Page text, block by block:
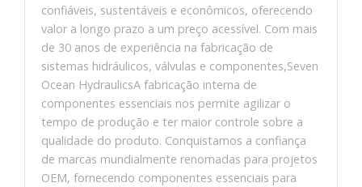
confiáveis, sustentáveis ​​e econômicos, oferecendo
valor a longo prazo a um preço acessível. Com mais
de 30 anos de experiência na fabricação de
sistemas hidráulicos, válvulas e componentes,Seven
Ocean HydraulicsA fabricação interna de
componentes essenciais nos permite agilizar o
tempo de produção e ter maior controle sobre a
qualidade do produto. Conquistamos a confiança
de marcas mundialmente renomadas para projetos
OEM, fornecendo componentes essenciais para